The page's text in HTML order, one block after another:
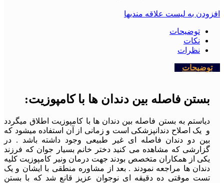
افزودن به لیست علاقه مندیها
توضیحات
نکات
نظرات
توضیحات
بستن فاصله بین دندان ها با کامپوزیت:
دیاستم به بستن فاصله بین دندان ها با کامپوزیت اطلاق میگردد
و یک اصلاح دندانپزشکی است و زمانی از آن استفاده میشود که
بین دو دندان فاصله ای غیر طبیعی وجود داشته باشد . در
گزارشی که مشاهده می کنید دختر خانم بسیار جوان که فرزند
یکی از همکاران متخصص بودند جهت درمان ونیر کامپوزیت کلیه
دندان ها مراجعه نمودند . بعد از مشاوره منطقی با ایشان و یک
تست موقتی ده دقیقه ای نوجوان عزیز قانع شد که با بستن